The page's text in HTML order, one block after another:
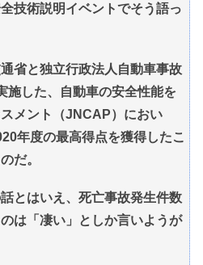
技術説明イベントでそう語っ
省と独立行政法人自動車事故
施した、自動車の安全性能を
メント（JNCAP）におい
年度の最高得点を獲得したこ
だ。
とはいえ、死亡事故発生件数
は「凄い」としか言いようが